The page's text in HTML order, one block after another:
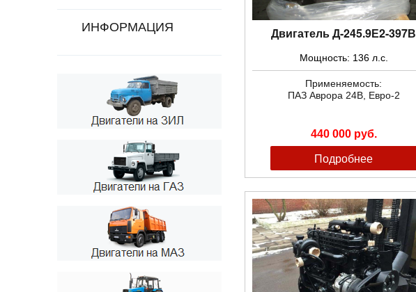
ИНФОРМАЦИЯ Двигатель Д-245.9Е2-397В
Мощность: 136 л.с.
Применяемость:
ПАЗ Аврора 24В, Евро-2
440 000 руб.
Подробнее